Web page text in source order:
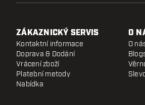
ZÁKAZNICKÝ SERVIS
Kontaktní informace
Doprava & Dodání
Vrácení zboží
Platební metody
Nabídka
O
O